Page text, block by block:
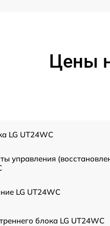
Цены
LG UT24WC
управления
LG UT24WC
блока LG UT24WC